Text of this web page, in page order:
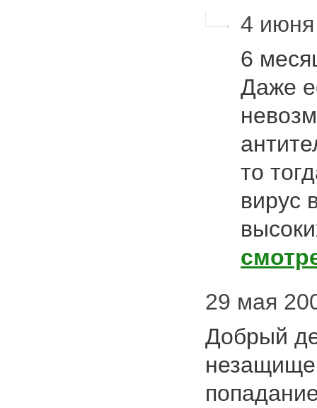
4
6
Даже
то
вирус
29 мая
Добрый